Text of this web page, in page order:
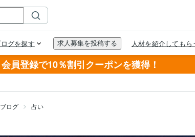
会員登録で10％割引クーポンを獲得！
ブログ 占い